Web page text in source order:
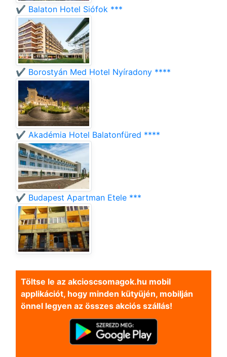
✔️ Balaton Hotel Siófok ***
✔️ Borostyán Med Hotel Nyíradony ****
✔️ Akadémia Hotel Balatonfüred ****
✔️ Budapest Apartman Etele ***
Töltse le az akcioscsomagok.hu mobil
applikációt, hogy minden kütyüjén, mobilján
önnel legyen az összes akciós szállás!